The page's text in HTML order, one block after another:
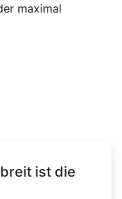
maximal
ist die